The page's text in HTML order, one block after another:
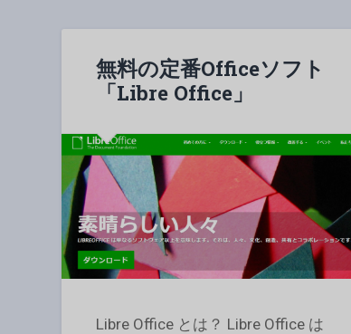
無料の定番Officeソフト
「Libre Office」
Libre Office とは？ Libre Office は